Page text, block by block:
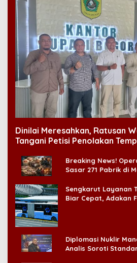
Dinilai Meresahkan, Ratusan
Tangani Petisi Penolakan
Breaking News!
Sasar 271 Pabrik di
Sengkarut Layanan
Biar Cepat, Adakan
Diplomasi Nuklir
Analis Soroti